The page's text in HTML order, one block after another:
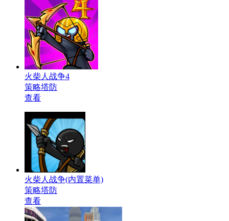
火柴人战争4
策略塔防
查看
火柴人战争(内置菜单)
策略塔防
查看